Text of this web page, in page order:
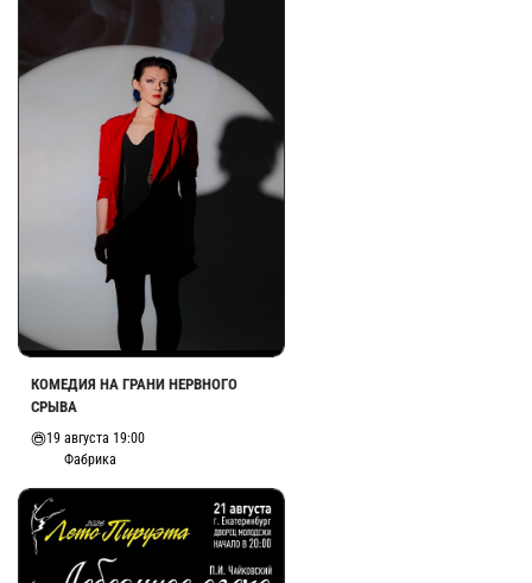
КОМЕДИЯ НА ГРАНИ НЕРВНОГО
СРЫВА
19 августа 19:00
Фабрика